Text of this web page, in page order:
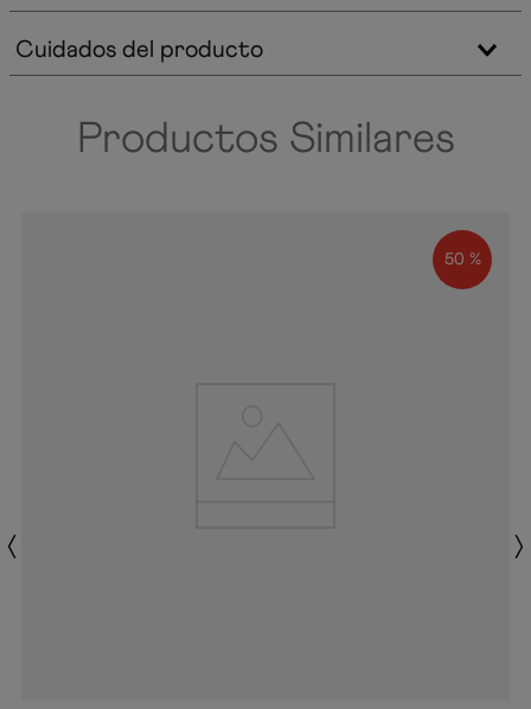
Cuidados del producto
Productos Similares
50 %